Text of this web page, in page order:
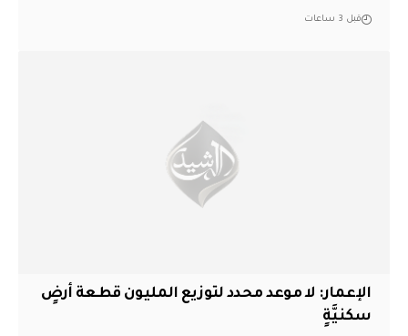
قبل 3 ساعات
الإعمار: لا موعد محدد لتوزيع المليون قطعة أرضٍ
سكنيَّةٍ